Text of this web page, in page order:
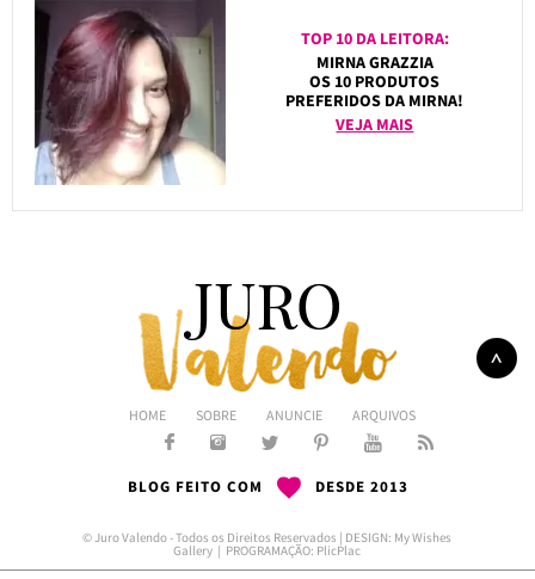
TOP 10 DA LEITORA:
MIRNA GRAZZIA
OS 10 PRODUTOS
PREFERIDOS DA MIRNA!
VEJA MAIS
HOME SOBRE ANUNCIE ARQUIVOS
BLOG FEITO COM DESDE 2013
© Juro Valendo - Todos os Direitos Reservados | DESIGN: My Wishes
Gallery | PROGRAMAÇÃO: PlicPlac